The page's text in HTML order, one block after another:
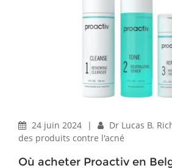
24 juin 2024 | Dr Lucas B.
des produits contre l'acné
Où acheter Proactiv en